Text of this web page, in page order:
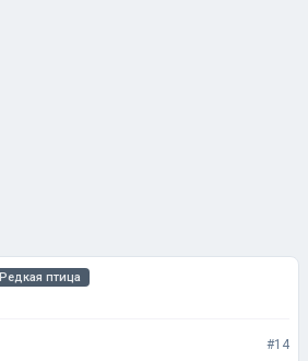
Редкая птица
#14